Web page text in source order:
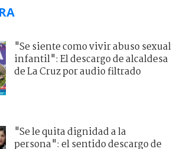
"Se siente como vivir abuso sexual
infantil": El descargo de alcaldesa
de La Cruz por audio filtrado
"Se le quita dignidad a la
persona": el sentido descargo de